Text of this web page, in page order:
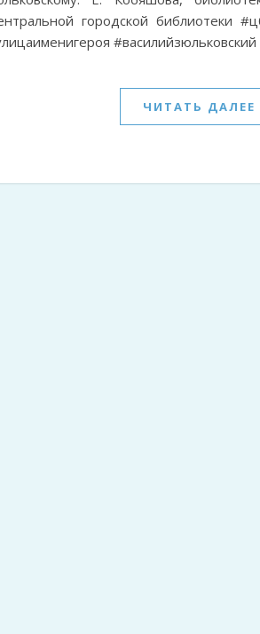
городской библиотеки
#василийзюльковский
ЧИТАТЬ ДАЛЕЕ